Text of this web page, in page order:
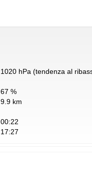
1020 hPa (tendenza al
67 %
9.9 km
00:22
17:27